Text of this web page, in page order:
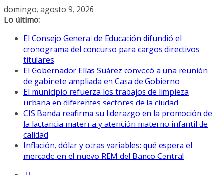
Saltar
al
domingo, agosto 9, 2026
Lo último:
El Consejo General de Educación difundió el
cronograma del concurso para cargos directivos
titulares
El Gobernador Elías Suárez convocó a una reunión
de gabinete ampliada en Casa de Gobierno
El municipio refuerza los trabajos de limpieza
urbana en diferentes sectores de la ciudad
CIS Banda reafirma su liderazgo en la promoción de
la lactancia materna y atención materno infantil de
calidad
Inflación, dólar y otras variables: qué espera el
mercado en el nuevo REM del Banco Central